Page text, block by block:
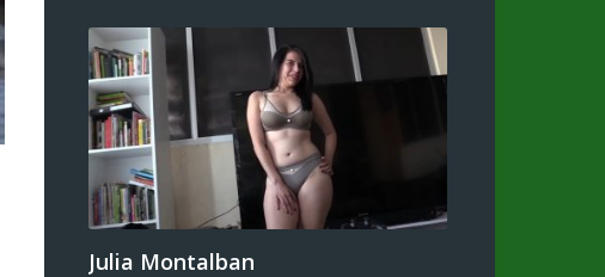
Julia Montalban